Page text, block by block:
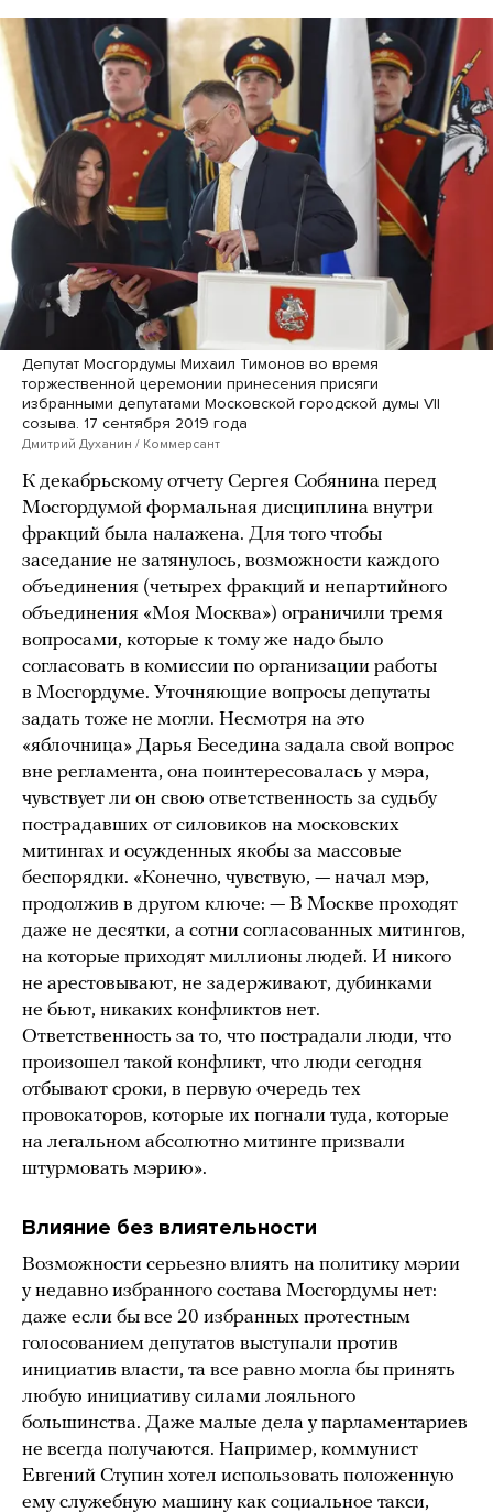
Депутат Мосгордумы Михаил Тимонов во время
торжественной церемонии принесения присяги
избранными депутатами Московской городской думы VII
созыва. 17 сентября 2019 года
Дмитрий Духанин / Коммерсант
К декабрьскому отчету Сергея Собянина перед
Мосгордумой формальная дисциплина внутри
фракций была налажена. Для того чтобы
заседание не затянулось, возможности каждого
объединения (четырех фракций и непартийного
объединения «Моя Москва») ограничили тремя
вопросами, которые к тому же надо было
согласовать в комиссии по организации работы
в Мосгордуме. Уточняющие вопросы депутаты
задать тоже не могли. Несмотря на это
«яблочница» Дарья Беседина задала свой вопрос
вне регламента, она поинтересовалась у мэра,
чувствует ли он свою ответственность за судьбу
пострадавших от силовиков на московских
митингах и осужденных якобы за массовые
беспорядки. «Конечно, чувствую, — начал мэр,
продолжив в другом ключе: — В Москве проходят
даже не десятки, а сотни согласованных митингов,
на которые приходят миллионы людей. И никого
не арестовывают, не задерживают, дубинками
не бьют, никаких конфликтов нет.
Ответственность за то, что пострадали люди, что
произошел такой конфликт, что люди сегодня
отбывают сроки, в первую очередь тех
провокаторов, которые их погнали туда, которые
на легальном абсолютно митинге призвали
штурмовать мэрию».
Влияние без влиятельности
Возможности серьезно влиять на политику мэрии
у недавно избранного состава Мосгордумы нет:
даже если бы все 20 избранных протестным
голосованием депутатов выступали против
инициатив власти, та все равно могла бы принять
любую инициативу силами лояльного
большинства. Даже малые дела у парламентариев
не всегда получаются. Например, коммунист
Евгений Ступин хотел использовать положенную
ему служебную машину как социальное такси,